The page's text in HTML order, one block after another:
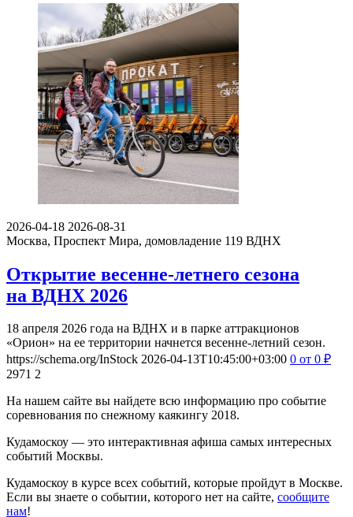
2026-04-18 2026-08-31
Москва, Проспект Мира, домовладение 119 ВДНХ
Открытие весенне-летнего сезона
на ВДНХ 2026
18 апреля 2026 года на ВДНХ и в парке аттракционов
«Орион» на ее территории начнется весенне-летний сезон.
https://schema.org/InStock 2026-04-13T10:45:00+03:00 0 от 0 ₽
2971 2
На нашем сайте вы найдете всю информацию про событие
cоревнования по снежному каякингу 2018.
Кудамоскоу — это интерактивная афиша самых интересных
событий Москвы.
Кудамоскоу в курсе всех событий, которые пройдут в Москве.
Если вы знаете о событии, которого нет на сайте, сообщите
нам!